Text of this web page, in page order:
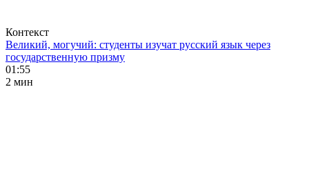
Контекст
Великий, могучий: студенты изучат русский язык через
государственную призму
01:55
2 мин